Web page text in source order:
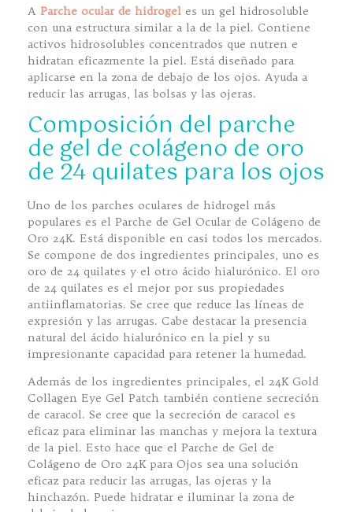
A Parche ocular de hidrogel es un gel hidrosoluble
con una estructura similar a la de la piel. Contiene
activos hidrosolubles concentrados que nutren e
hidratan eficazmente la piel. Está diseñado para
aplicarse en la zona de debajo de los ojos. Ayuda a
reducir las arrugas, las bolsas y las ojeras.
Composición del parche
de gel de colágeno de oro
de 24 quilates para los ojos
Uno de los parches oculares de hidrogel más
populares es el Parche de Gel Ocular de Colágeno de
Oro 24K. Está disponible en casi todos los mercados.
Se compone de dos ingredientes principales, uno es
oro de 24 quilates y el otro ácido hialurónico. El oro
de 24 quilates es el mejor por sus propiedades
antiinflamatorias. Se cree que reduce las líneas de
expresión y las arrugas. Cabe destacar la presencia
natural del ácido hialurónico en la piel y su
impresionante capacidad para retener la humedad.
Además de los ingredientes principales, el 24K Gold
Collagen Eye Gel Patch también contiene secreción
de caracol. Se cree que la secreción de caracol es
eficaz para eliminar las manchas y mejora la textura
de la piel. Esto hace que el Parche de Gel de
Colágeno de Oro 24K para Ojos sea una solución
eficaz para reducir las arrugas, las ojeras y la
hinchazón. Puede hidratar e iluminar la zona de